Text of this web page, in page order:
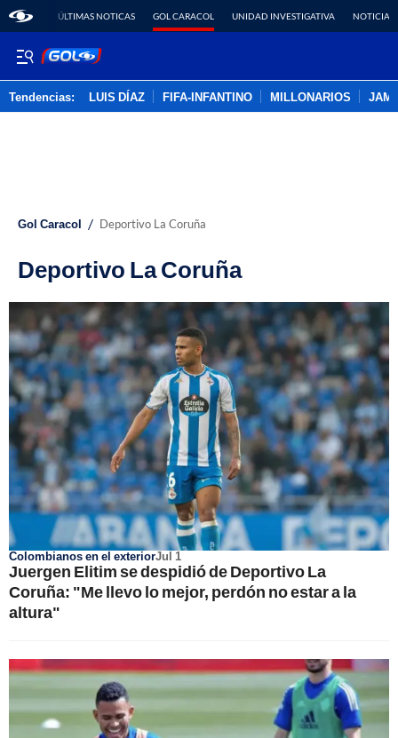
ÚLTIMAS NOTICAS GOL CARACOL UNIDAD INVESTIGATIVA NOTICIAS
Tendencias: LUIS DÍAZ FIFA-INFANTINO MILLONARIOS
Gol Caracol / Deportivo La Coruña
Deportivo La Coruña
Colombianos en el exteriorJul 1
Juergen Elitim se despidió de Deportivo La
Coruña: "Me llevo lo mejor, perdón no estar a la
altura"